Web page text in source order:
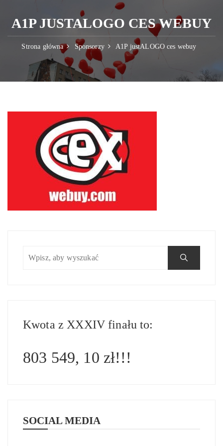
A1P JUSTALOGO CES WEBUY
Strona główna Sponsorzy A1P justALOGO ces webuy
Kwota z XXXIV finału to:
803 549, 10 zł!!!
SOCIAL MEDIA